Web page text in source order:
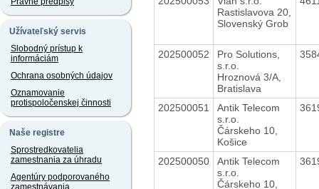
Užívateľský servis
Slobodný prístup k
informáciám
Ochrana osobných údajov
Oznamovanie
protispoločenskej činnosti
Naše registre
Sprostredkovatelia
zamestnania za úhradu
Agentúry podporovaného
zamestnávania
Rastislavova 20,
Slovenský Grob
202500052
Pro Solutions,
s.r.o.
Hroznová 3/A,
Bratislava
202500051
Antik Telecom
s.r.o.
Čárskeho 10,
Košice
202500050
Antik Telecom
s.r.o.
Čárskeho 10,